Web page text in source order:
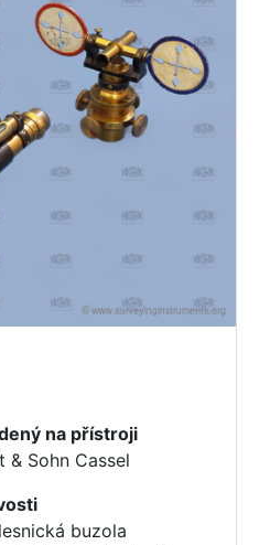
na přístroji
& Sohn Cassel
buzola